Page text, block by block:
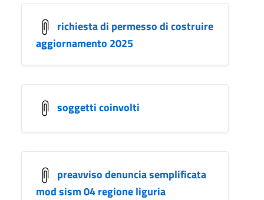
richiesta di permesso di costruire
aggiornamento 2025
soggetti coinvolti
preavviso denuncia semplificata
mod sism 04 regione liguria